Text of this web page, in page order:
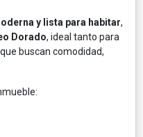
y lista para habitar,
Dorado, ideal tanto para
buscan comodidad,